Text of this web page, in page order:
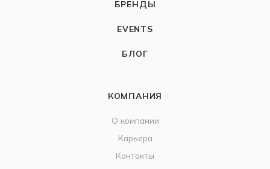
БРЕНДЫ
EVENTS
БЛОГ
КОМПАНИЯ
О компании
Карьера
Контакты